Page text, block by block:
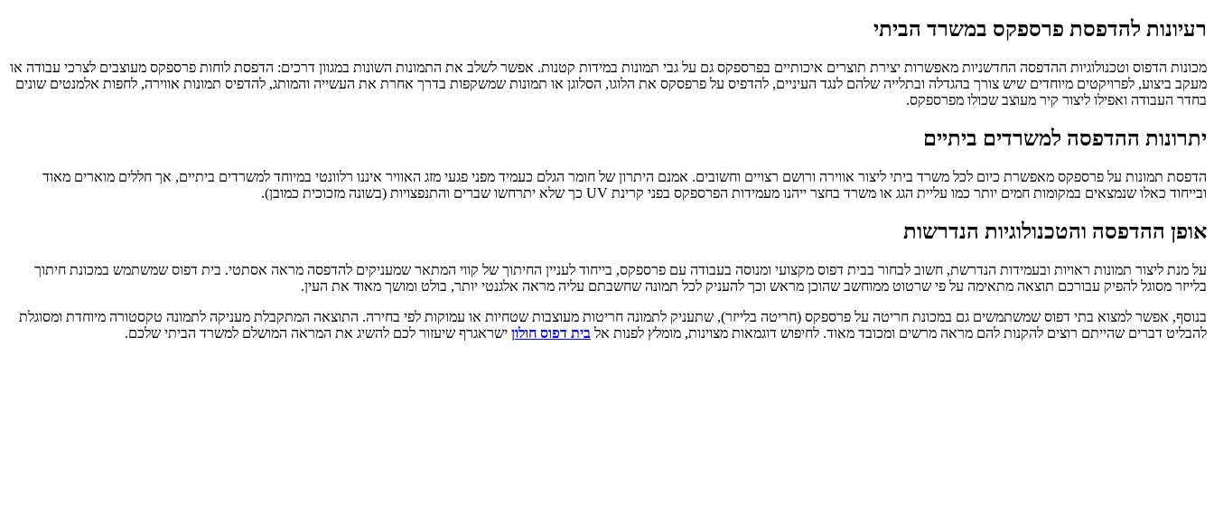
רעיונות להדפסת פרספקס במשרד הביתי
מכונות הדפוס וטכנולוגיות ההדפסה החדשניות מאפשרות יצירת תוצרים איכותיים בפרספקס גם על גבי תמונות במידות קטנות. אפשר לשלב את התמונות השונות במגוון דרכים: הדפסת לוחות פרספקס מעוצבים לצרכי עבודה או
מעקב ביצוע, לפרויקטים מיוחדים שיש צורך בהגדלה ובתלייה שלהם לנגד העיניים, להדפיס על פרפסקס את הלוגו, הסלוגן או תמונות שמשקפות בדרך אחרת את העשייה והמותג, להדפיס תמונות אווירה, לחפות אלמנטים שונים
בחדר העבודה ואפילו ליצור קיר מעוצב שכולו מפרספקס.
יתרונות ההדפסה למשרדים ביתיים
הדפסת תמונות על פרספקס מאפשרת כיום לכל משרד ביתי ליצור אווירה ורושם רצויים וחשובים. אמנם היתרון של חומר הגלם כעמיד מפני פגעי מזג האוויר איננו רלוונטי במיוחד למשרדים ביתיים, אך חללים מוארים מאוד
ובייחוד כאלו שנמצאים במקומות חמים יותר כמו עליית הגג או משרד בחצר ייהנו מעמידות הפרספקס בפני קרינת UV כך שלא יתרחשו שברים והתנפצויות (בשונה מזכוכית כמובן).
אופן ההדפסה והטכנולוגיות הנדרשות
על מנת ליצור תמונות ראויות ובעמידות הנדרשת, חשוב לבחור בבית דפוס מקצועי ומנוסה בעבודה עם פרספקס, בייחוד לעניין החיתוך של קווי המתאר שמעניקים להדפסה מראה אסתטי. בית דפוס שמשתמש במכונת חיתוך
בלייזר מסוגל להפיק עבורכם תוצאה מתאימה על פי שרטוט ממוחשב שהוכן מראש וכך להעניק לכל תמונה שחשבתם עליה מראה אלגנטי יותר, בולט ומושך מאוד את העין.
בנוסף, אפשר למצוא בתי דפוס שמשתמשים גם במכונת חריטה על פרספקס (חריטה בלייזר), שתעניק לתמונה חריטות מעוצבות שטחיות או עמוקות לפי בחירה. התוצאה המתקבלת מעניקה לתמונה טקסטורה מיוחדת ומסוגלת
להבליט דברים שהייתם רוצים להקנות להם מראה מרשים ומכובד מאוד. לחיפוש דוגמאות מצוינות, מומלץ לפנות אל בית דפוס חולון ישראגרף שיעזור לכם להשיג את המראה המושלם למשרד הביתי שלכם.